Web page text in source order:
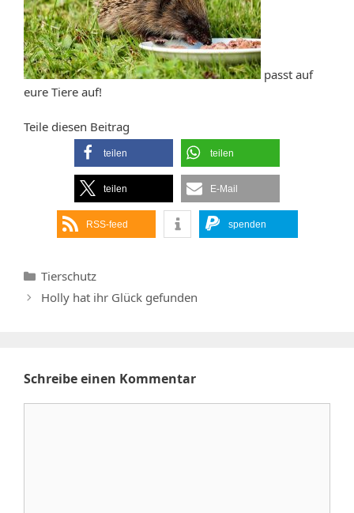
passt auf
eure Tiere auf!
Teile diesen Beitrag
teilen teilen
teilen E-Mail
RSS-feed spenden
Kategorien
Tierschutz
Holly hat ihr Glück gefunden
Schreibe einen Kommentar